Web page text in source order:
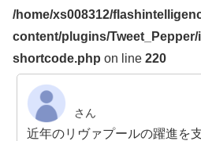
/home/xs008312/
content/plugins/
shortcode.php on line 220
さん
近年のリヴァプールの躍進を